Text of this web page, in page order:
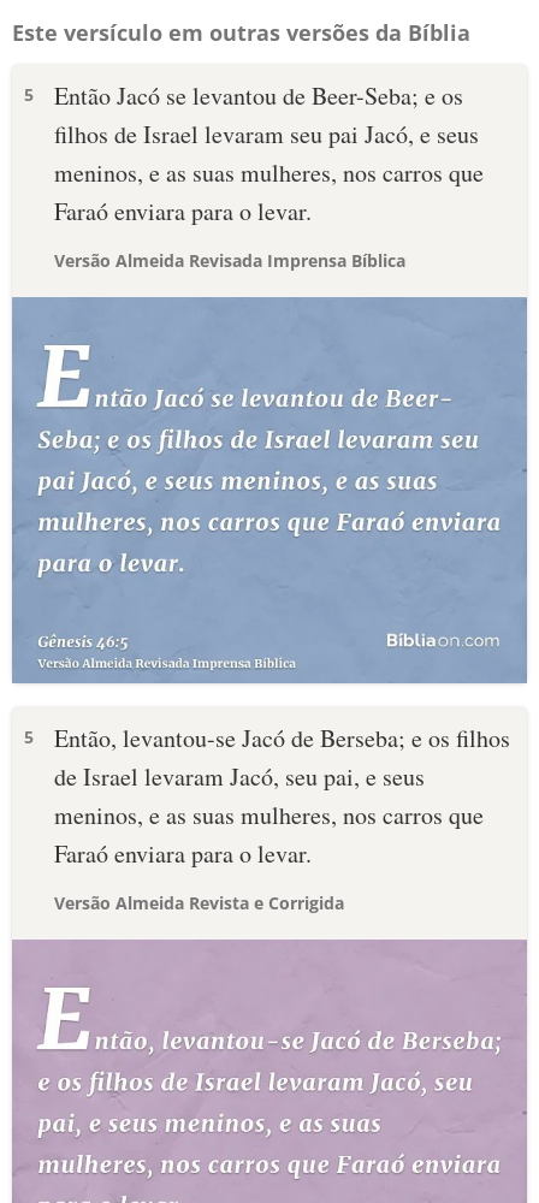
Este versículo em outras versões da Bíblia
5
Então Jacó se levantou de Beer-Seba; e os
filhos de Israel levaram seu pai Jacó, e seus
meninos, e as suas mulheres, nos carros que
Faraó enviara para o levar.
Versão Almeida Revisada Imprensa Bíblica
5
Então, levantou-se Jacó de Berseba; e os filhos
de Israel levaram Jacó, seu pai, e seus
meninos, e as suas mulheres, nos carros que
Faraó enviara para o levar.
Versão Almeida Revista e Corrigida